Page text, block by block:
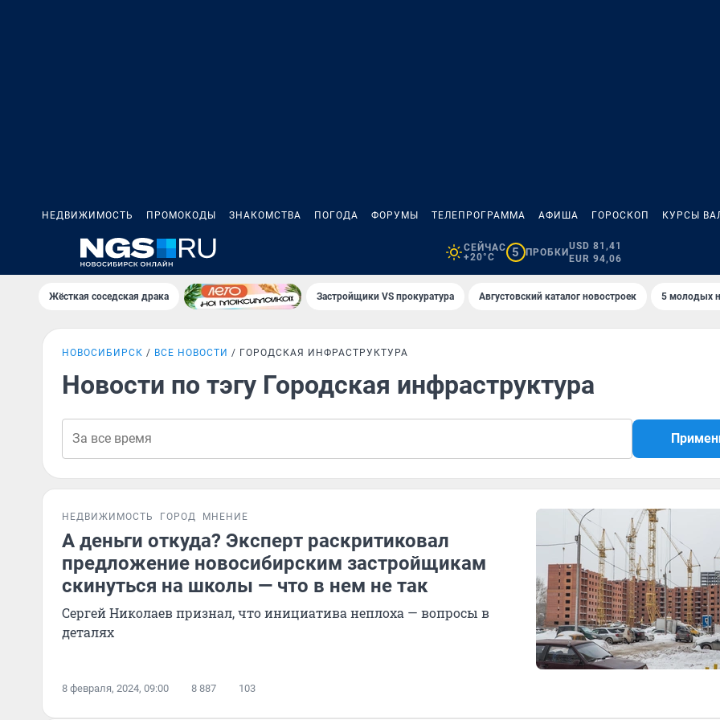
НЕДВИЖИМОСТЬ ПРОМОКОДЫ ЗНАКОМСТВА ПОГОДА ФОРУМЫ ТЕЛЕПРОГРАММА АФИША ГОРОСКОП КУРСЫ
СЕЙЧАС
+20°C
5 ПРОБКИ
USD 81,41
EUR 94,06
Жёсткая соседская драка Застройщики VS прокуратура Августовский каталог новостроек 5 молодых
НОВОСИБИРСК ВСЕ НОВОСТИ ГОРОДСКАЯ ИНФРАСТРУКТУРА
Новости по тэгу Городская инфраструктура
НЕДВИЖИМОСТЬ ГОРОД МНЕНИЕ
А деньги откуда? Эксперт раскритиковал
предложение новосибирским застройщикам
скинуться на школы — что в нем не так
Сергей Николаев признал, что инициатива неплоха — вопросы в
деталях
8 февраля, 2024, 09:00 8 887 103